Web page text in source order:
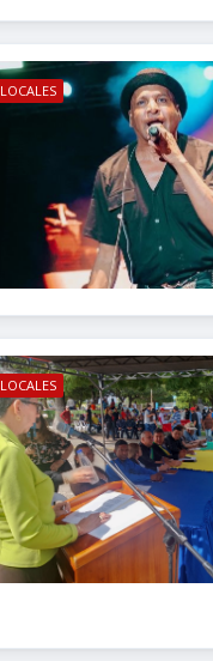
LOCALES
LOCALES